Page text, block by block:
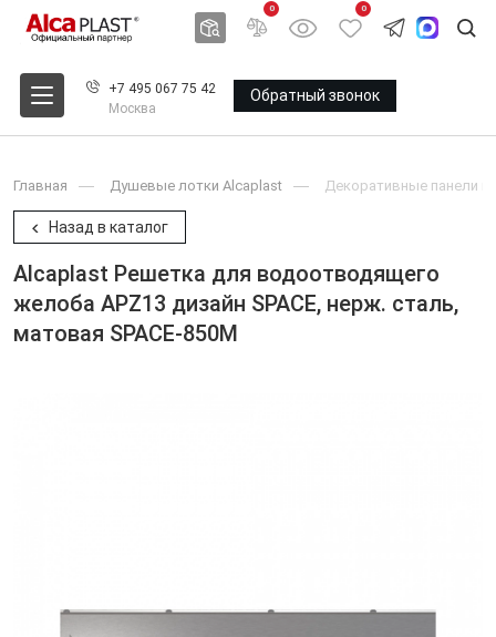
0 0
+7 495 067 75 42
Москва
Обратный звонок
Главная Душевые лотки Alcaplast Декоративные панели и
Назад в каталог
Alcaplast Решетка для водоотводящего
желоба APZ13 дизайн SPACE, нерж. сталь,
матовая SPACE-850M